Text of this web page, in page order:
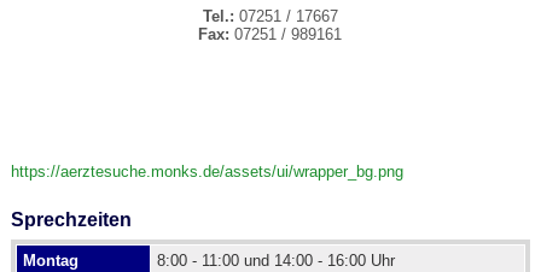
Tel.: 07251 / 17667
Fax: 07251 / 989161
https://aerztesuche.monks.de/assets/ui/wrapper_bg.png
Sprechzeiten
Montag
8:00 - 11:00 und 14:00 - 16:00 Uhr